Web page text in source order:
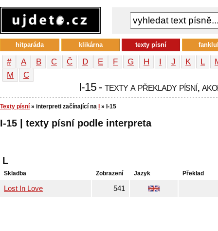
# A B C Č D E F G H I J K L
М
С
I-15 - texty a překlady písní,
Texty písní » interpreti začínající na » I-15
I-15 | texty písní podle interpreta
L
Skladba Zobrazení Jazyk Překlad
Lost In Love 541
hitparáda klikárna texty písní